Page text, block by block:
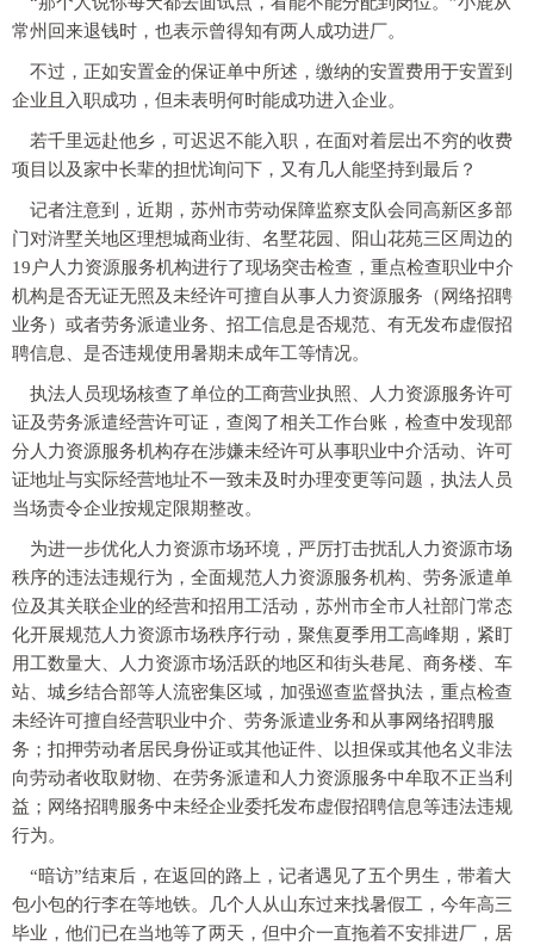
常州回来退钱时，也表示曾得知有两人成功进厂。
不过，正如安置金的保证单中所述，缴纳的安置费用于安置到
企业且入职成功，但未表明何时能成功进入企业。
若千里远赴他乡，可迟迟不能入职，在面对着层出不穷的收费
项目以及家中长辈的担忧询问下，又有几人能坚持到最后？
记者注意到，近期，苏州市劳动保障监察支队会同高新区多部
门对浒墅关地区理想城商业街、名墅花园、阳山花苑三区周边的
19户人力资源服务机构进行了现场突击检查，重点检查职业中介
机构是否无证无照及未经许可擅自从事人力资源服务（网络招聘
业务）或者劳务派遣业务、招工信息是否规范、有无发布虚假招
聘信息、是否违规使用暑期未成年工等情况。
执法人员现场核查了单位的工商营业执照、人力资源服务许可
证及劳务派遣经营许可证，查阅了相关工作台账，检查中发现部
分人力资源服务机构存在涉嫌未经许可从事职业中介活动、许可
证地址与实际经营地址不一致未及时办理变更等问题，执法人员
当场责令企业按规定限期整改。
为进一步优化人力资源市场环境，严厉打击扰乱人力资源市场
秩序的违法违规行为，全面规范人力资源服务机构、劳务派遣单
位及其关联企业的经营和招用工活动，苏州市全市人社部门常态
化开展规范人力资源市场秩序行动，聚焦夏季用工高峰期，紧盯
用工数量大、人力资源市场活跃的地区和街头巷尾、商务楼、车
站、城乡结合部等人流密集区域，加强巡查监督执法，重点检查
未经许可擅自经营职业中介、劳务派遣业务和从事网络招聘服
务；扣押劳动者居民身份证或其他证件、以担保或其他名义非法
向劳动者收取财物、在劳务派遣和人力资源服务中牟取不正当利
益；网络招聘服务中未经企业委托发布虚假招聘信息等违法违规
行为。
“暗访”结束后，在返回的路上，记者遇见了五个男生，带着大
包小包的行李在等地铁。几个人从山东过来找暑假工，今年高三
毕业，他们已在当地等了两天，但中介一直拖着不安排进厂，居